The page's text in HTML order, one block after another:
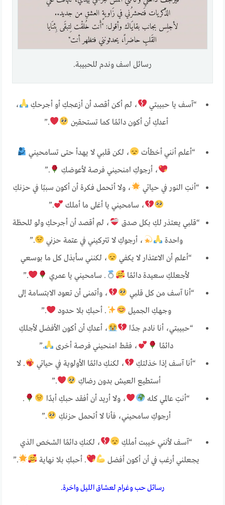
رسائل اسف وندم للحبيبة.
“آسف يا حبيبتي ، لم أكن أقصد أن أزعجكِ أو أجرحكِ
،
أعدكِ أن أكون دائمًا كما تستحقين
.”
“أعلم أنني أخطأت
، لكن قلبي لا يهدأ حتى تسامحيني
، أرجوكِ امنحيني فرصة لأعوضكِ
.”
“أنتِ النور في حياتي
، ولا أتحمل فكرة أن أكون سببًا في حزنكِ
، سامحيني يا أغلى ما أملك
.”
“قلبي يعتذر لكِ بكل صدق
، لم أقصد أن أجرحكِ ولو للحظة
واحدة
، أرجوكِ لا تتركيني في عتمة حزني
.”
“أعلم أن الاعتذار لا يكفي
، لكنني سأبذل كل ما بوسعي
لأجعلكِ سعيدة دائمًا
. سامحيني يا عمري
.”
“أنا آسف من كل قلبي
، وأتمنى أن تعود الابتسامة إلى
وجهكِ الجميل
. أحبكِ بلا حدود
.”
“حبيبتي، أنا نادم جدًا
، أعدكِ أن أكون الأفضل لأجلكِ
دائمًا
، فقط امنحيني فرصة أخرى
.”
“أنا آسف إذا خذلتكِ
، لكنكِ دائمًا الأولوية في حياتي
. لا
أستطيع العيش بدون رضاكِ
.”
“أنتِ عالمي كله
، ولا أريد أن أفقد حبكِ أبدًا
.
أرجوكِ سامحيني، فأنا لا أتحمل حزنكِ
.”
“آسف لأنني خيبت أملكِ
، لكنكِ دائمًا الشخص الذي
يجعلني أرغب في أن أكون أفضل
. أحبكِ بلا نهاية .”
رسائل حب وغرام لعشاق الليل واخرة.